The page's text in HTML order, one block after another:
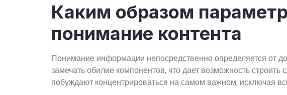
Каким образом
понимание контента
Понимание информации непосредственно определяется от
замечать обилие компонентов, что дает возможность
побуждают концентрироваться на самом важном, исключая